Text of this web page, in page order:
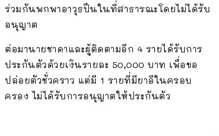
ร่วมกันพกพาอาวุธปืนในที่สาธารณะโดยไม่ได้รับ
อนุญาต
ต่อมานายชาดาและผู้ติดตามอีก 4 รายได้รับการ
ประกันตัวด้วยเงินรายละ 50,000 บาท เพื่อขอ
ปล่อยตัวชั่วคราว แต่มี 1 รายที่มียาอีในครอบ
ครอง ไม่ได้รับการอนุญาตให้ประกันตัว